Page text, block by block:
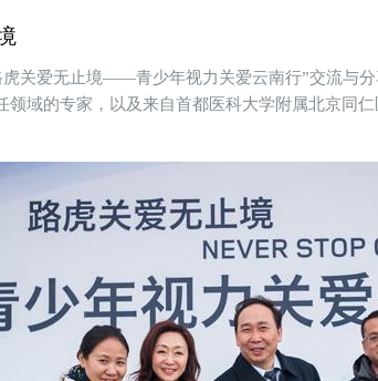
关爱无止境——青少年视力关爱云南行”交流与
域的专家，以及来自首都医科大学附属北京同